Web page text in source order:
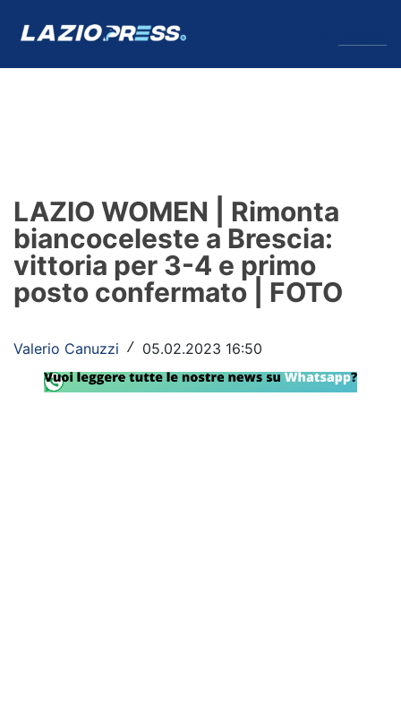
Formello
Infortuni
Primavera
Calciomercato
Lazio Women
LAZIO WOMEN | Rimonta
biancoceleste a Brescia:
vittoria per 3-4 e primo
posto confermato | FOTO
Valerio Canuzzi / 05.02.2023 16:50